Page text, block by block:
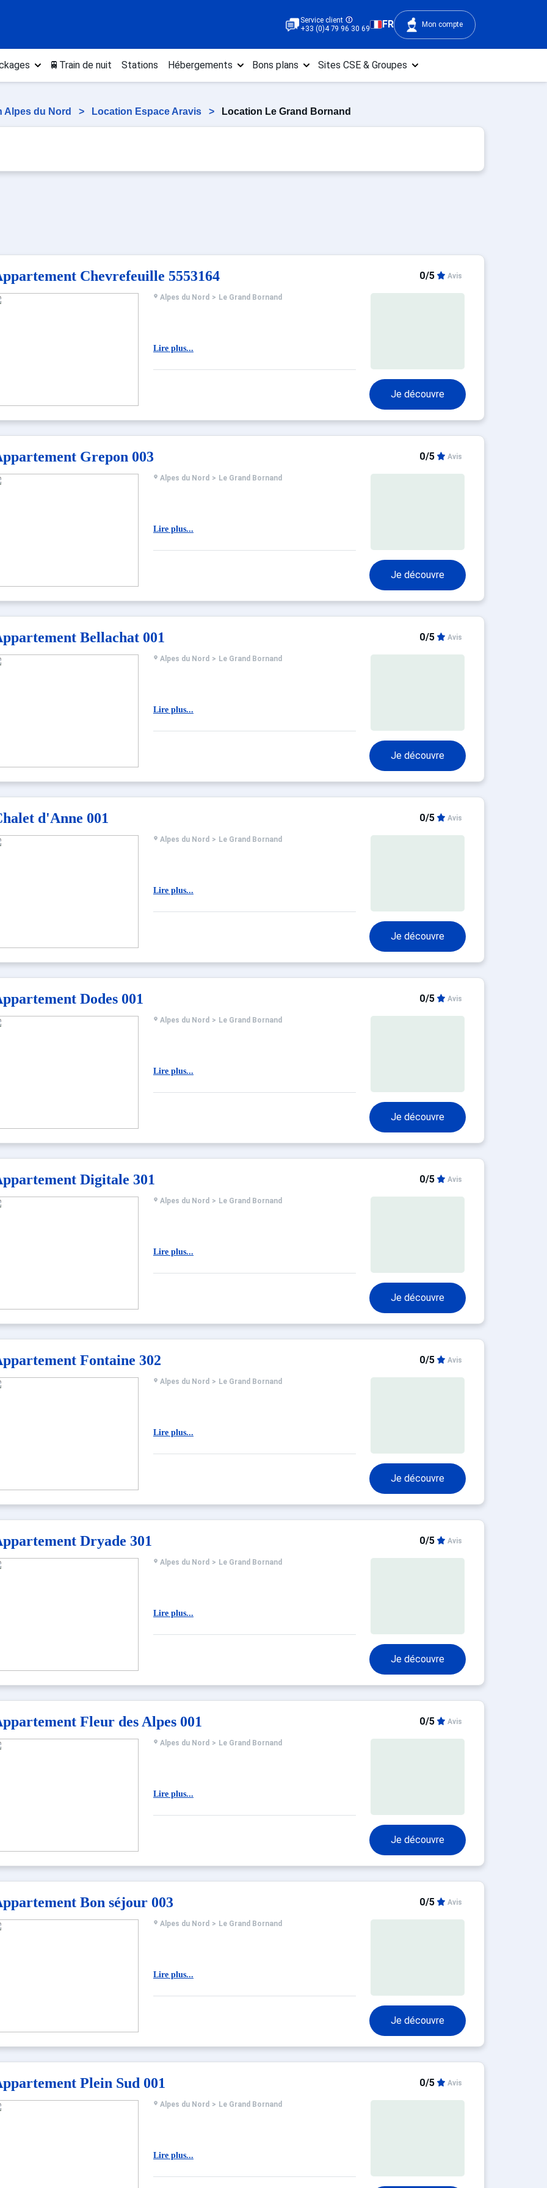
Service client
+33 (0)4 79 96 30 69
FR Mon compte
🚆Train de nuit Stations Hébergements Bons plans Sites CSE & Groupes
Alpes du Nord > Location Espace Aravis > Location Le Grand Bornand
Chevrefeuille 5553164 0/5 Avis
Alpes du Nord > Le Grand Bornand
Lire plus...
Je découvre
Grepon 003 0/5 Avis
Alpes du Nord > Le Grand Bornand
Lire plus...
Je découvre
Bellachat 001 0/5 Avis
Alpes du Nord > Le Grand Bornand
Lire plus...
Je découvre
d'Anne 001 0/5 Avis
Alpes du Nord > Le Grand Bornand
Lire plus...
Je découvre
Dodes 001 0/5 Avis
Alpes du Nord > Le Grand Bornand
Lire plus...
Je découvre
Digitale 301 0/5 Avis
Alpes du Nord > Le Grand Bornand
Lire plus...
Je découvre
Fontaine 302 0/5 Avis
Alpes du Nord > Le Grand Bornand
Lire plus...
Je découvre
Dryade 301 0/5 Avis
Alpes du Nord > Le Grand Bornand
Lire plus...
Je découvre
Fleur des Alpes 001 0/5 Avis
Alpes du Nord > Le Grand Bornand
Lire plus...
Je découvre
Bon séjour 003 0/5 Avis
Alpes du Nord > Le Grand Bornand
Lire plus...
Je découvre
Plein Sud 001 0/5 Avis
Alpes du Nord > Le Grand Bornand
Lire plus...